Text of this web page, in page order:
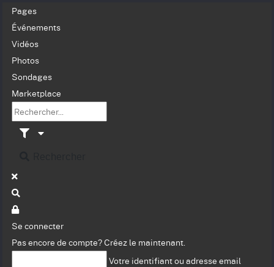
Pages
Événements
Vidéos
Photos
Sondages
Marketplace
Se connecter
Pas encore de compte? Créez le maintenant.
Votre identifiant ou adresse email